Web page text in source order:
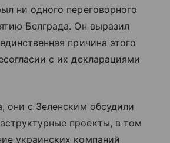
ни одного переговорного
Белграда. Он выразил
причина этого
с их декларациями
они с Зеленским обсудили
проекты, в том
украинских компаний